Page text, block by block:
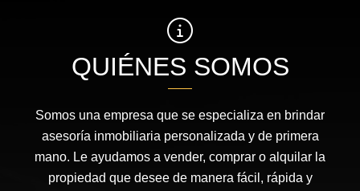
QUIÉNES SOMOS
Somos una empresa que se especializa en brindar
asesoría inmobiliaria personalizada y de primera
mano. Le ayudamos a vender, comprar o alquilar la
propiedad que desee de manera fácil, rápida y